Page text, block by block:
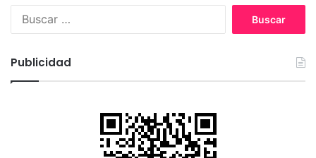
d
e
e
r
Publicidad